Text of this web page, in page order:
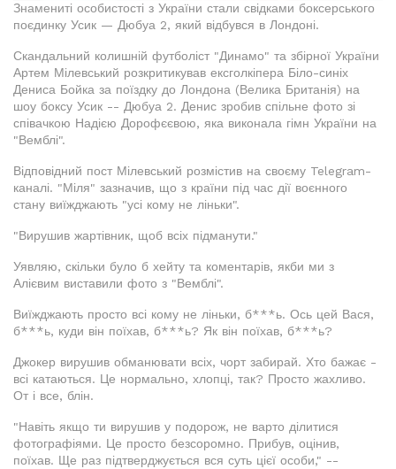
Знамениті особистості з України стали свідками боксерського
поєдинку Усик — Дюбуа 2, який відбувся в Лондоні.
Скандальний колишній футболіст "Динамо" та збірної України
Артем Мілевський розкритикував ексголкіпера Біло-синіх
Дениса Бойка за поїздку до Лондона (Велика Британія) на
шоу боксу Усик -- Дюбуа 2. Денис зробив спільне фото зі
співачкою Надією Дорофєєвою, яка виконала гімн України на
"Вемблі".
Відповідний пост Мілевський розмістив на своєму Telegram-
каналі. "Міля" зазначив, що з країни під час дії воєнного
стану виїжджають "усі кому не ліньки".
"Вирушив жартівник, щоб всіх підманути."
Уявляю, скільки було б хейту та коментарів, якби ми з
Алієвим виставили фото з "Вемблі".
Виїжджають просто всі кому не ліньки, б***ь. Ось цей Вася,
б***ь, куди він поїхав, б***ь? Як він поїхав, б***ь?
Джокер вирушив обманювати всіх, чорт забирай. Хто бажає -
всі катаються. Це нормально, хлопці, так? Просто жахливо.
От і все, блін.
"Навіть якщо ти вирушив у подорож, не варто ділитися
фотографіями. Це просто безсоромно. Прибув, оцінив,
поїхав. Ще раз підтверджується вся суть цієї особи," --